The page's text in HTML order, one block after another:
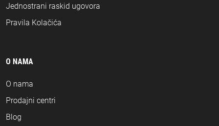
Jednostrani raskid ugovora
Pravila Kolačića
O NAMA
O nama
Prodajni centri
Blog